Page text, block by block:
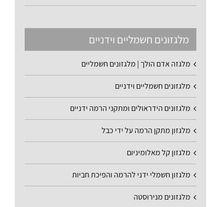
מלגזונים חשמליים וידניים
מלגזה אדם הולך | מלגזונים חשמליים
מלגזונים חשמליים וידניים
מלגזונים הידראולים ומתקני הרמה ידניים
מלגזון מתקן הרמה על ידי כבל
מלגזון קל מאלומיניום
מלגזון חשמלי ידני להרמה והפיכת חביות
מלגזונים מנירוסטה